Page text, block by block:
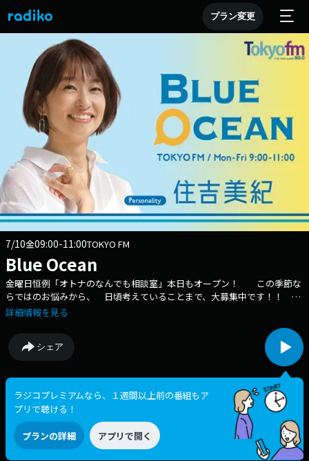
プラン変更
7/10金09:00-11:00TOKYO FM
Blue Ocean
金曜日恒例「オトナのなんでも相談室」本日もオープン！ この季節な
らではのお悩みから、 日頃考えていることまで、大募集中です！！ あ
なたが今悩んでいること、BOリスナーにシェアしませんか？ みんなの
presents オトナのなんでも相談室」！ メッセージでご参加くださった
方の中から 毎週1名様にオリジナルトートバッグをプレゼントしま
す！ ▼「レコメンドフライデー」も開催！ あなたがみんなと一緒に
聴きたい楽曲、今の時期にピッタリな曲など、、、 金曜日の朝に聞きた
い１曲をぜひ番組にシェアしてください！ ➡︎番組へのメッセージは、
番組ウェブサイトのメッセージフォーム、 もしくはツイッター / Xで
「#BlueOcean」をつけてツイートしてください♪ ■番組ウェブサイ
ト：https://www.tfm.co.jp/bo/ ■公式X(ツイッター)：
@BlueOceanTFM https://twitter.com/BlueOceanTFM ■公式インス
タ：@blueocean_tfm http://instagram.com/blueocean_tfm/
詳細情報を見る
シェア
ラジコプレミアムなら、１週間以上前の番組もア
プリで聴ける！
プランの詳細 アプリで開く